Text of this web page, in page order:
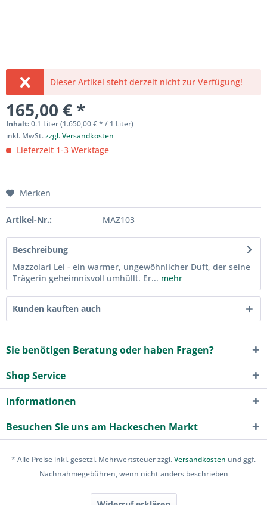
Dieser Artikel steht derzeit nicht zur Verfügung!
165,00 € *
Inhalt:0.1 Liter (1.650,00 € * / 1 Liter)
inkl. MwSt.zzgl. Versandkosten
Lieferzeit 1-3 Werktage
Merken
Artikel-Nr.: MAZ103
Beschreibung
Mazzolari Lei - ein warmer, ungewöhnlicher Duft, der seine
Trägerin geheimnisvoll umhüllt. Er... mehr
Kunden kauften auch
Sie benötigen Beratung oder haben Fragen?
Shop Service
Informationen
Besuchen Sie uns am Hackeschen Markt
* Alle Preise inkl. gesetzl. Mehrwertsteuer zzgl.Versandkosten und ggf.
Nachnahmegebühren, wenn nicht anders beschrieben